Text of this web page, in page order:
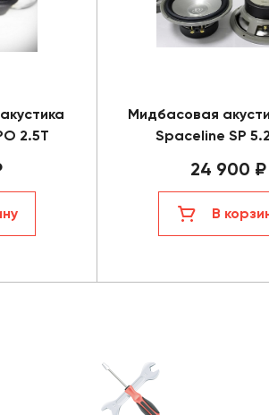
2.5T
Мидбасовая
Spaceline SP
24 900 ₽
В